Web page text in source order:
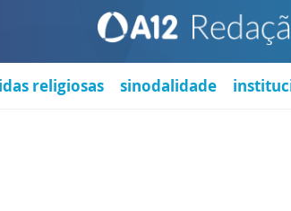
religiosas sinodalidade